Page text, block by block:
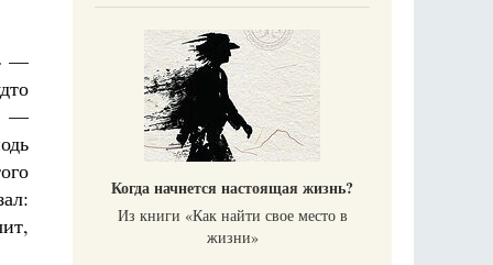
—
—
Когда начнется настоящая жизнь?
Из книги «Как найти свое место в
жизни​»